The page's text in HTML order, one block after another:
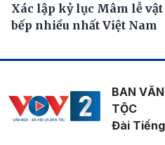
Xác lập kỷ lục Mâm lễ
bếp nhiều nhất Việt Nam
BAN
TỘC
Đài